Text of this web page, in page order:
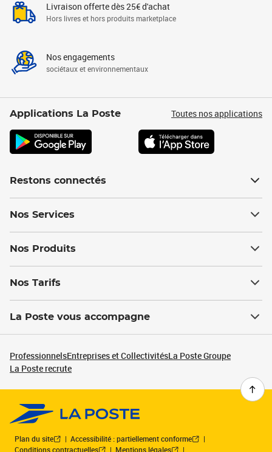
Livraison offerte dès 25€ d'achat
Hors livres et hors produits marketplace
Nos engagements
sociétaux et environnementaux
Applications La Poste Toutes nos applications
Restons connectés
Nos Services
Nos Produits
Nos Tarifs
La Poste vous accompagne
ProfessionnelsEntreprises et CollectivitésLa Poste Groupe
La Poste recrute
Plan du site
Accessibilité : partiellement conforme
Conditions contractuelles
Mentions légales